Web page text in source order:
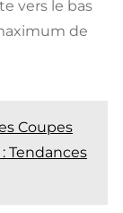
vers le bas
de
Coupes
Tendances